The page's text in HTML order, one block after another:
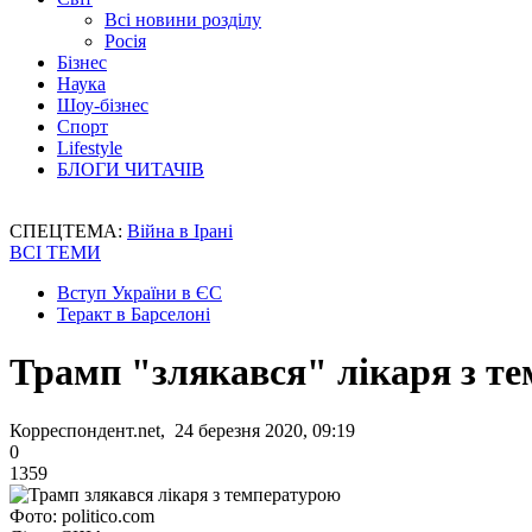
Всі новини розділу
Росія
Бізнес
Наука
Шоу-бізнес
Спорт
Lifestyle
БЛОГИ ЧИТАЧІВ
СПЕЦТЕМА: Війна в Ірані
ВСІ ТЕМИ
Вступ України в ЄС
Теракт в Барселоні
Трамп "злякався" лікаря з
Корреспондент.net, 24 березня 2020, 09:19
0
1359
Фото: politico.com